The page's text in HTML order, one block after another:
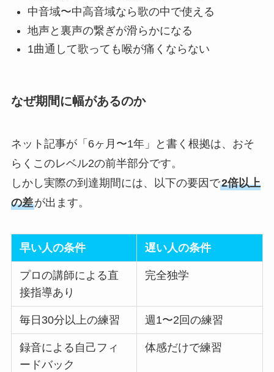
中音域〜中高音域なら歌の中で使える
地声と裏声の繋ぎが滑らかになる
1曲通して歌っても喉が痛くならない
なぜ期間に幅があるのか
ネット記事が「6ヶ月〜1年」と書く根拠は、おそ
らくこのレベル2の前半部分です。
しかし実際の到達期間には、以下の要因で2倍以上
の差が出ます。
早い人の条件 遅い人の条件
プロの講師による直
接指導あり
完全独学
毎日30分以上の練習 週1〜2回の練習
録音による自己フィ
ードバック
体感だけで練習